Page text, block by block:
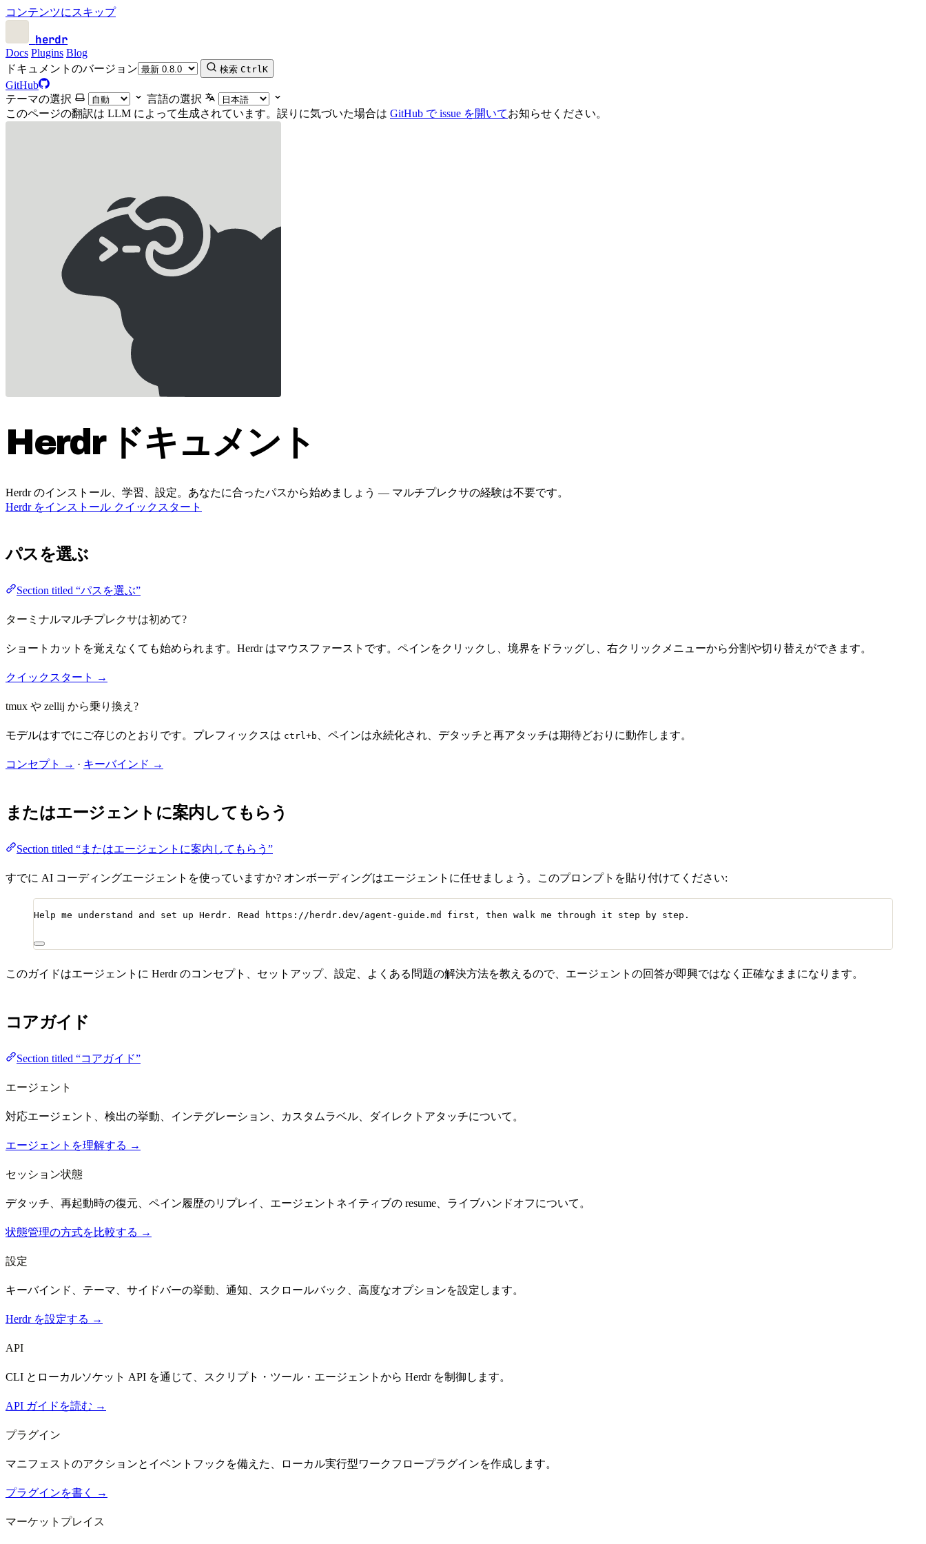
コンテンツにスキップ
herdr
Docs Plugins Blog
ドキュメントのバージョン
検索 CtrlK
GitHub
テーマの選択
言語の選択
このページの翻訳は LLM によって生成されています。誤りに気づいた場合は GitHub で issue を開いてお知らせください。
Herdr ドキュメント
Herdr のインストール、学習、設定。あなたに合ったパスから始めましょう — マルチプレクサの経験は不要です。
Herdr をインストール クイックスタート
パスを選ぶ
Section titled “パスを選ぶ”
ターミナルマルチプレクサは初めて?
ショートカットを覚えなくても始められます。Herdr はマウスファーストです。ペインをクリックし、境界をドラッグし、右クリックメニューから分割や切り替えができます。
クイックスタート →
tmux や zellij から乗り換え?
モデルはすでにご存じのとおりです。プレフィックスは ctrl+b 、ペインは永続化され、デタッチと再アタッチは期待どおりに動作します。
コンセプト → · キーバインド →
またはエージェントに案内してもらう
Section titled “またはエージェントに案内してもらう”
すでに AI コーディングエージェントを使っていますか? オンボーディングはエージェントに任せましょう。このプロンプトを貼り付けてください:
Help me understand and set up Herdr. Read https://herdr.dev/agent-guide.md first, then walk me through it step by step.
このガイドはエージェントに Herdr のコンセプト、セットアップ、設定、よくある問題の解決方法を教えるので、エージェントの回答が即興ではなく正確なままになります。
コアガイド
Section titled “コアガイド”
エージェント
対応エージェント、検出の挙動、インテグレーション、カスタムラベル、ダイレクトアタッチについて。
エージェントを理解する →
セッション状態
デタッチ、再起動時の復元、ペイン履歴のリプレイ、エージェントネイティブの resume、ライブハンドオフについて。
状態管理の方式を比較する →
設定
キーバインド、テーマ、サイドバーの挙動、通知、スクロールバック、高度なオプションを設定します。
Herdr を設定する →
API
CLI とローカルソケット API を通じて、スクリプト・ツール・エージェントから Herdr を制御します。
API ガイドを読む →
プラグイン
マニフェストのアクションとイベントフックを備えた、ローカル実行型ワークフロープラグインを作成します。
プラグインを書く →
マーケットプレイス